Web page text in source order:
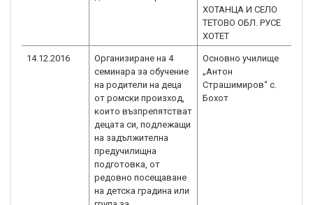
ХОТАНЦА И СЕЛО
ТЕТОВО ОБЛ. РУСЕ
ХОТЕТ
14.12.2016
Организиране на 4
семинара за обучение
на родители на деца
от ромски произход,
които възпрепятстват
децата си, подлежащи
на задължителна
предучилищна
подготовка, от
редовно посещаване
на детска градина или
Основно училище
„Антон
Страшимиров“ с.
Бохот